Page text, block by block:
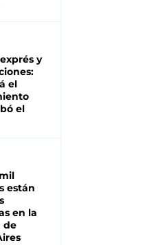
y
el
el
están
en la
de